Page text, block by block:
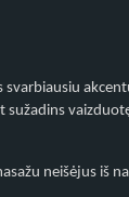
sužadins
neišėjus iš